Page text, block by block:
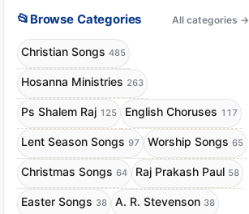
📂 Browse Categories All categories →
Christian Songs 485
Hosanna Ministries 263
Ps Shalem Raj 125 English Choruses 117
Lent Season Songs 97 Worship Songs 65
Christmas Songs 64 Raj Prakash Paul 58
Easter Songs 38 A. R. Stevenson 38